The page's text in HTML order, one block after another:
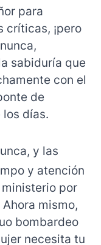
para
críticas, ¡pero
sabiduría que
con el
de
días.
y las
y atención
por
mismo,
bombardeo
necesita tu